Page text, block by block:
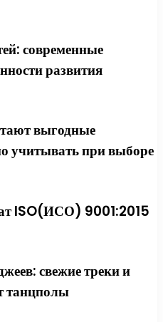
современные
развития
выгодные
учитывать при выборе
ISO(ИСО) 9001:2015
свежие треки и
танцполы